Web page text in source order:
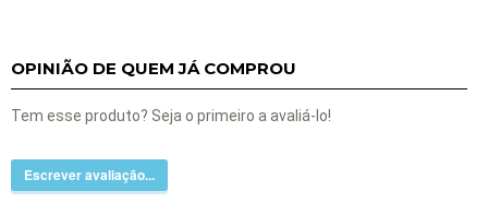
OPINIÃO DE QUEM JÁ COMPROU
Tem esse produto? Seja o primeiro a avaliá-lo!
Escrever avaliação...